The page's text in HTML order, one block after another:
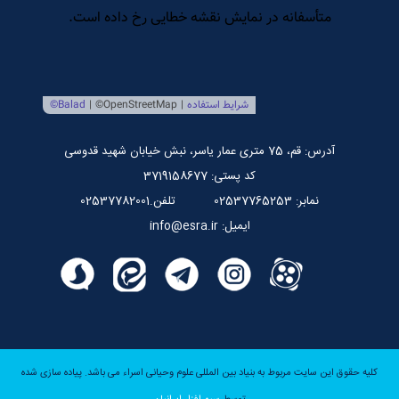
مرکز بین المللی نشر اسراء
آدرس: قم، 75 متری عمار یاسر، نبش خیابان شهید قدوسی
کد پستی: 3719158677
نمابر: 02537765253
تلفن.02537782001
ایمیل: info@esra.ir
کلیه حقوق این سایت مربوط به بنیاد بین المللی علوم وحیانی اسراء می باشد. پیاده سازی شده